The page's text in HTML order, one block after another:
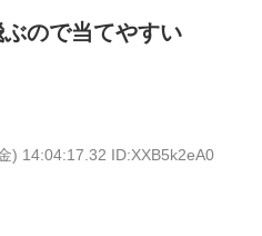
ので当てやすい
) 14:04:17.32 ID:XXB5k2eA0